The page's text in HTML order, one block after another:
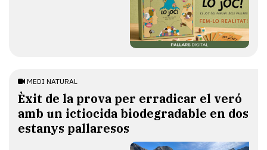
MEDI NATURAL
Èxit de la prova per erradicar el veró
amb un ictiocida biodegradable en dos
estanys pallaresos